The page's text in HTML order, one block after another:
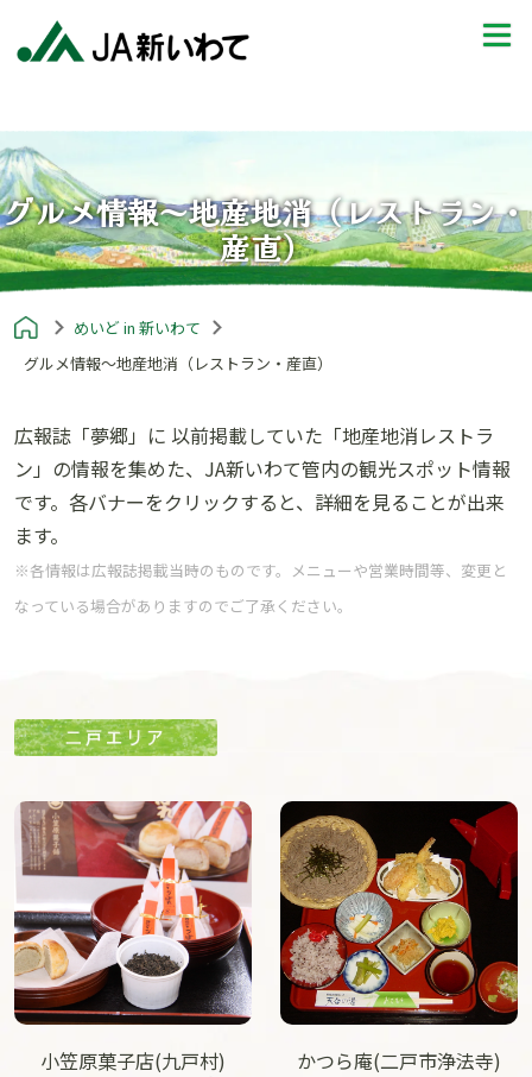
グルメ情報～地産地消（レストラン・
産直）
めいど in 新いわて
グルメ情報～地産地消（レストラン・産直）
広報誌「夢郷」に 以前掲載していた「地産地消レストラ
ン 」の情報を集めた、JA新いわて管内の観光スポット情報
です。各バナーをクリックすると、詳細を見ることが出来
ます。
※各情報は広報誌掲載当時のものです。メニューや営業時間等、変更と
なっている場合がありますのでご了承ください。
小笠原菓子店(九戸村) かつら庵(二戸市浄法寺)